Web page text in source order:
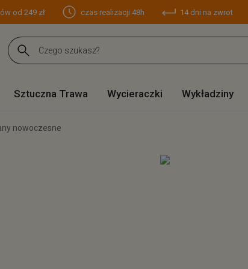
od 249 zł czas realizacji 48h 14 dni na zwrot
Sztuczna Trawa Wycieraczki Wykładziny
nowoczesne